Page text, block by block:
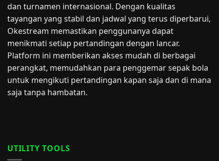
dan turnamen internasional. Dengan kualitas
tayangan yang stabil dan jadwal yang terus diperbarui,
Okestream memastikan penggunanya dapat
menikmati setiap pertandingan dengan lancar.
Platform ini memberikan akses mudah di berbagai
perangkat, memudahkan para penggemar sepak bola
untuk mengikuti pertandingan kapan saja dan di mana
saja tanpa hambatan.
UTILITY TOOLS